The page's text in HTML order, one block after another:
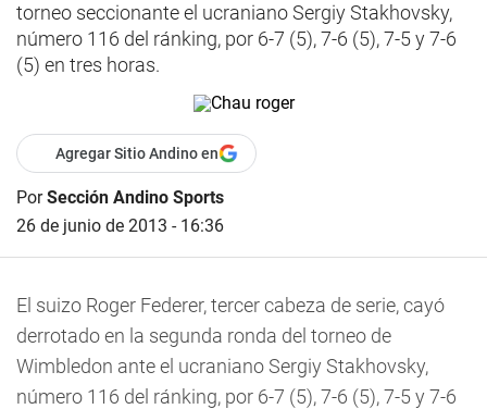
torneo seccionante el ucraniano Sergiy Stakhovsky,
número 116 del ránking, por 6-7 (5), 7-6 (5), 7-5 y 7-6
(5) en tres horas.
Agregar Sitio Andino en
PorSección Andino Sports
26 de junio de 2013 - 16:36
El suizo Roger Federer, tercer cabeza de serie, cayó
derrotado en la segunda ronda del torneo de
Wimbledon ante el ucraniano Sergiy Stakhovsky,
número 116 del ránking, por 6-7 (5), 7-6 (5), 7-5 y 7-6